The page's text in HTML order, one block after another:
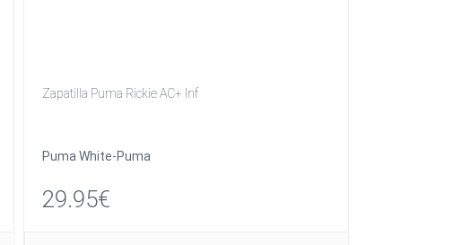
Zapatilla Puma Rickie AC+ Inf
Puma White-Puma
29.95€